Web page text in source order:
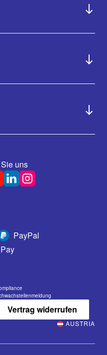
uns
PayPal
Vertrag widerrufen
AUSTRIA